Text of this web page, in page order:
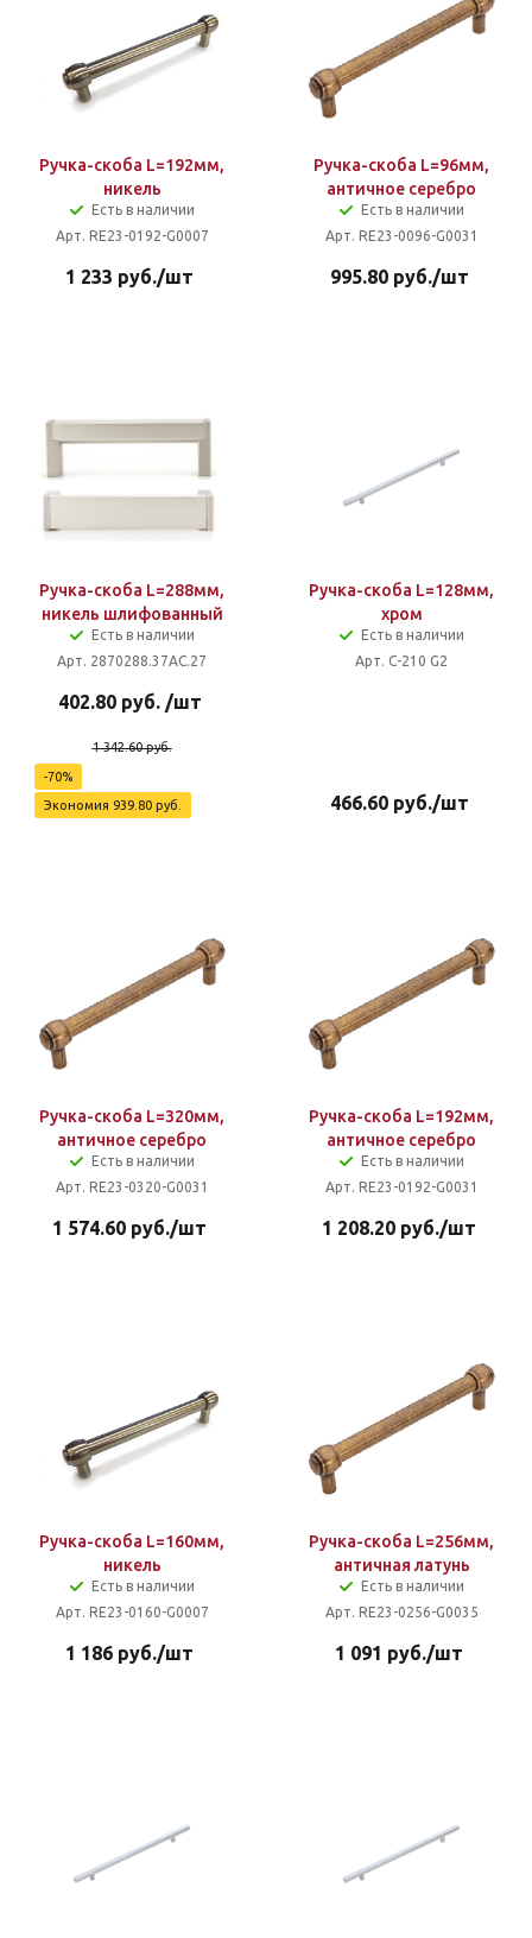
Ручка-скоба L=192мм,
никель
Есть в наличии
Арт. RE23-0192-G0007
1 233 руб./шт
Ручка-скоба L=96мм,
античное серебро
Есть в наличии
Арт. RE23-0096-G0031
995.80руб./шт
Ручка-скоба L=288мм,
никель шлифованный
Есть в наличии
Арт. 2870288.37AC.27
402.80руб. /шт
1 342.60руб.
-70%
Экономия 939.80 руб.
Ручка-скоба L=128мм,
хром
Есть в наличии
Арт. C-210 G2
466.60руб./шт
Ручка-скоба L=320мм,
античное серебро
Есть в наличии
Арт. RE23-0320-G0031
1 574.60 руб./шт
Ручка-скоба L=192мм,
античное серебро
Есть в наличии
Арт. RE23-0192-G0031
1 208.20 руб./шт
Ручка-скоба L=160мм,
никель
Есть в наличии
Арт. RE23-0160-G0007
1 186 руб./шт
Ручка-скоба L=256мм,
античная латунь
Есть в наличии
Арт. RE23-0256-G0035
1 091 руб./шт